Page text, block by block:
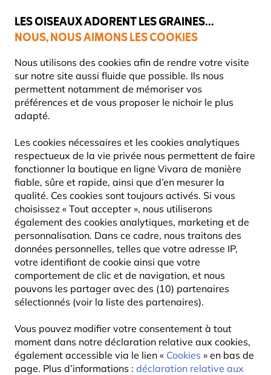
LES OISEAUX ADORENT LES GRAINES...
NOUS, NOUS AIMONS LES COOKIES
Nous utilisons des cookies afin de rendre votre visite
sur notre site aussi fluide que possible. Ils nous
permettent notamment de mémoriser vos
préférences et de vous proposer le nichoir le plus
adapté.
Les cookies nécessaires et les cookies analytiques
respectueux de la vie privée nous permettent de faire
fonctionner la boutique en ligne Vivara de manière
fiable, sûre et rapide, ainsi que d’en mesurer la
qualité. Ces cookies sont toujours activés. Si vous
choisissez « Tout accepter », nous utiliserons
également des cookies analytiques, marketing et de
personnalisation. Dans ce cadre, nous traitons des
données personnelles, telles que votre adresse IP,
votre identifiant de cookie ainsi que votre
comportement de clic et de navigation, et nous
pouvons les partager avec des (10) partenaires
sélectionnés (voir la liste des partenaires).
Vous pouvez modifier votre consentement à tout
moment dans notre déclaration relative aux cookies,
également accessible via le lien « Cookies » en bas de
page. Plus d’informations : déclaration relative aux
catégories.
Très bien noté dans 11 pays
Livraison express gratuite dès 59 €
Nourriture Pour Oiseaux Nourriture pour oiseaux à base
NOUVEAU